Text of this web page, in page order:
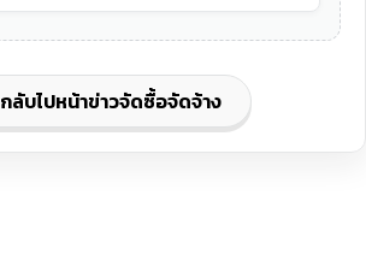
กลับไปหน้าข่าวจัดซื้อจัดจ้าง